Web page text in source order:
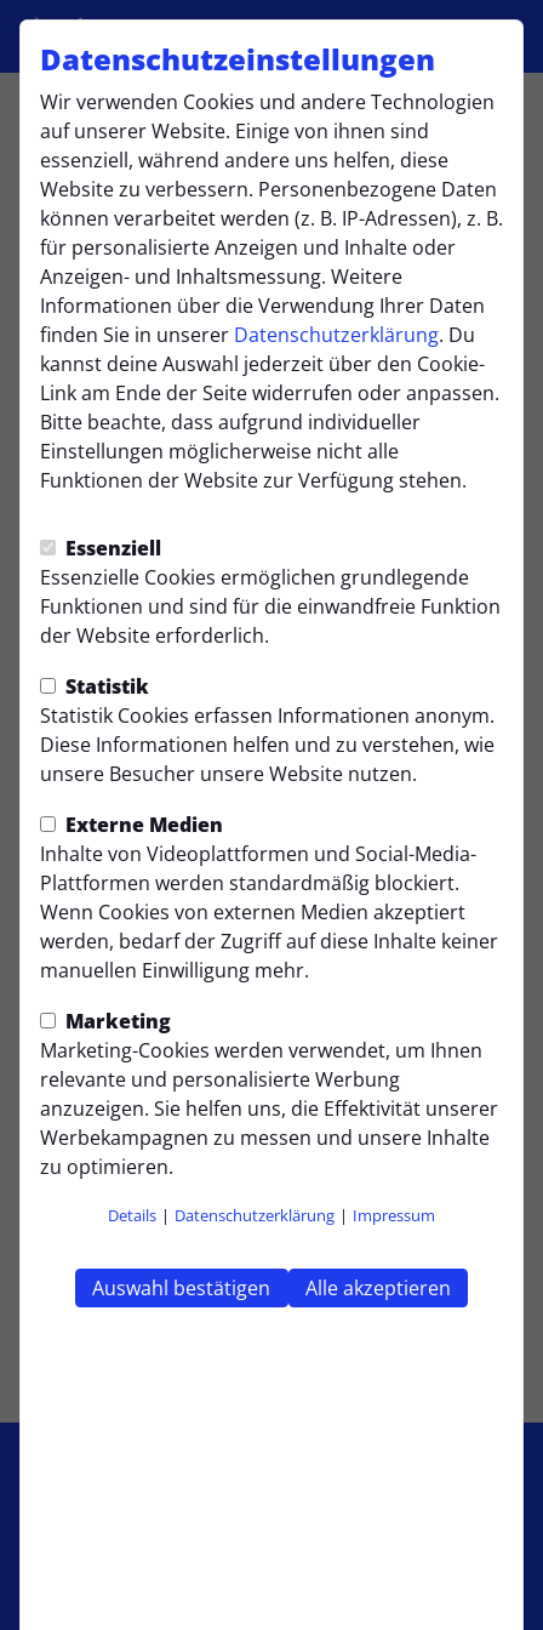
Datenschutzeinstellungen
Wir verwenden Cookies und andere Technologien
auf unserer Website. Einige von ihnen sind
essenziell, während andere uns helfen, diese
Website zu verbessern. Personenbezogene Daten
können verarbeitet werden (z. B. IP-Adressen), z. B.
für personalisierte Anzeigen und Inhalte oder
Anzeigen- und Inhaltsmessung. Weitere
Informationen über die Verwendung Ihrer Daten
finden Sie in unserer Datenschutzerklärung. Du
kannst deine Auswahl jederzeit über den Cookie-
Link am Ende der Seite widerrufen oder anpassen.
Bitte beachte, dass aufgrund individueller
Einstellungen möglicherweise nicht alle
Funktionen der Website zur Verfügung stehen.
Essenziell
Essenzielle Cookies ermöglichen grundlegende
Funktionen und sind für die einwandfreie Funktion
der Website erforderlich.
Statistik
Statistik Cookies erfassen Informationen anonym.
Diese Informationen helfen und zu verstehen, wie
unsere Besucher unsere Website nutzen.
Externe Medien
Inhalte von Videoplattformen und Social-Media-
Plattformen werden standardmäßig blockiert.
Wenn Cookies von externen Medien akzeptiert
werden, bedarf der Zugriff auf diese Inhalte keiner
manuellen Einwilligung mehr.
Marketing
Marketing-Cookies werden verwendet, um Ihnen
relevante und personalisierte Werbung
anzuzeigen. Sie helfen uns, die Effektivität unserer
Werbekampagnen zu messen und unsere Inhalte
zu optimieren.
Details | Datenschutzerklärung | Impressum
Auswahl bestätigen Alle akzeptieren
Minikicker
Übersicht Funktionsteam Spielplan und
Funktionsteam
Trainer
Rene
Von der
Brelie
Ariane
Grewatsch
Marcel
Lubnau